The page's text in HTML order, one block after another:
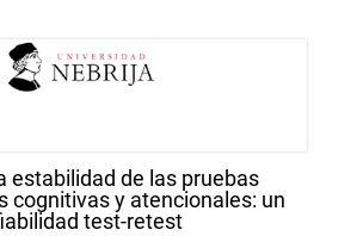
estabilidad de las pruebas
cognitivas y atencionales: un
test-retest